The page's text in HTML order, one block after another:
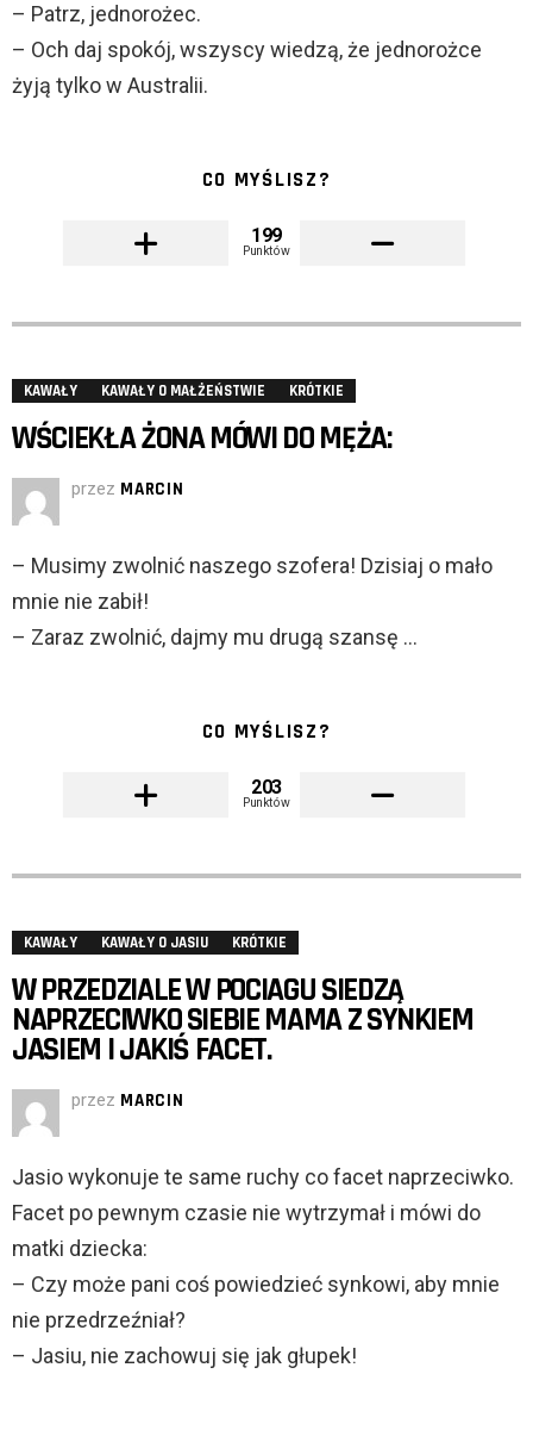
– Patrz, jednorożec.
– Och daj spokój, wszyscy wiedzą, że jednorożce
żyją tylko w Australii.
CO MYŚLISZ?
199
Punktów
KAWAŁY KAWAŁY O MAŁŻEŃSTWIE KRÓTKIE
WŚCIEKŁA ŻONA MÓWI DO MĘŻA:
przez MARCIN
– Musimy zwolnić naszego szofera! Dzisiaj o mało
mnie nie zabił!
– Zaraz zwolnić, dajmy mu drugą szansę …
CO MYŚLISZ?
203
Punktów
KAWAŁY KAWAŁY O JASIU KRÓTKIE
W PRZEDZIALE W POCIAGU SIEDZĄ
NAPRZECIWKO SIEBIE MAMA Z SYNKIEM
JASIEM I JAKIŚ FACET.
przez MARCIN
Jasio wykonuje te same ruchy co facet naprzeciwko.
Facet po pewnym czasie nie wytrzymał i mówi do
matki dziecka:
– Czy może pani coś powiedzieć synkowi, aby mnie
nie przedrzeźniał?
– Jasiu, nie zachowuj się jak głupek!